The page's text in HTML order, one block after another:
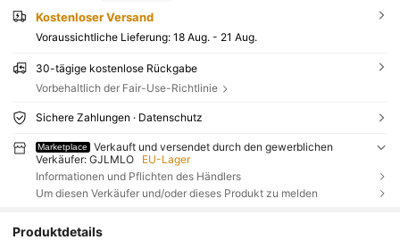
Kostenloser Versand
Voraussichtliche Lieferung: 18 Aug. - 21 Aug.
30-tägige kostenlose Rückgabe
Vorbehaltlich der Fair-Use-Richtlinie
Sichere Zahlungen · Datenschutz
Marketplace
Verkauft und versendet durch den gewerblichen
Verkäufer: GJLMLO
EU-Lager
Informationen und Pflichten des Händlers
Um diesen Verkäufer und/oder dieses Produkt zu melden
Produktdetails